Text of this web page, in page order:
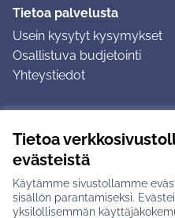
Tietoa
evästeistä
Käytämme sivustollamme
sisällön parantamiseksi.
yksilöllisemmän
Tietoa palvelusta
Usein kysytyt kysymykset
Osallistuva budjetointi
Yhteystiedot
Ohjeet kirjautumiseen
Ohjeet kommentin